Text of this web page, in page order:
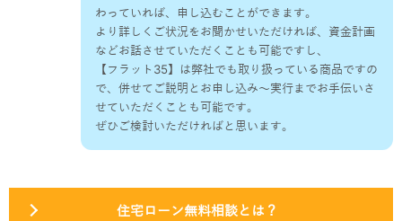
わっていれば、申し込むことができます。
より詳しくご状況をお聞かせいただければ、資金計画
などお話させていただくことも可能ですし、
【フラット35】は弊社でも取り扱っている商品ですの
で、併せてご説明とお申し込み～実行までお手伝いさ
せていただくことも可能です。
ぜひご検討いただければと思います。
住宅ローン無料相談とは？